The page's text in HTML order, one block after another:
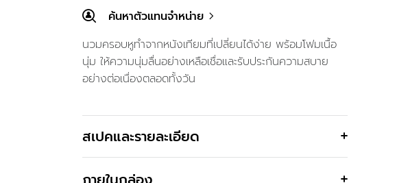
ค้นหาตัวแทนจำหน่าย
นวมครอบหูทำจากหนังเทียมที่เปลี่ยนได้ง่าย พร้อมโฟมเนื้อ
นุ่ม ให้ความนุ่มลื่นอย่างเหลือเชื่อและรับประกันความสบาย
อย่างต่อเนื่องตลอดทั้งวัน
สเปคและรายละเอียด